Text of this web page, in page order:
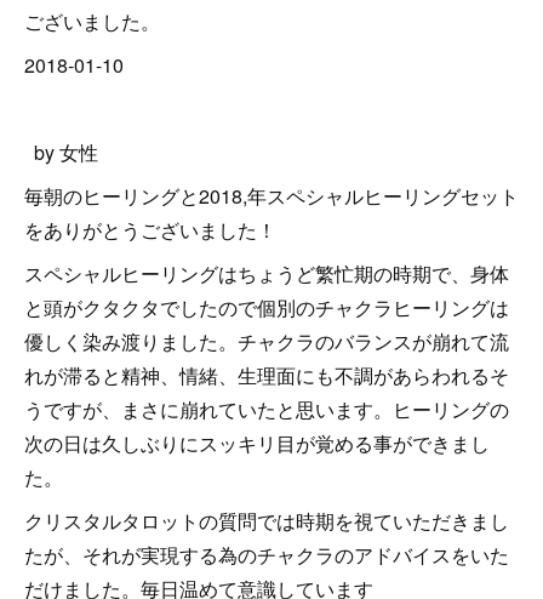
ございました。
2018-01-10
by 女性
毎朝のヒーリングと2018,年スペシャルヒーリングセット
をありがとうございました！
スペシャルヒーリングはちょうど繁忙期の時期で、身体
と頭がクタクタでしたので個別のチャクラヒーリングは
優しく染み渡りました。チャクラのバランスが崩れて流
れが滞ると精神、情緒、生理面にも不調があらわれるそ
うですが、まさに崩れていたと思います。ヒーリングの
次の日は久しぶりにスッキリ目が覚める事ができまし
た。
クリスタルタロットの質問では時期を視ていただきまし
たが、それが実現する為のチャクラのアドバイスをいた
だけました。毎日温めて意識しています